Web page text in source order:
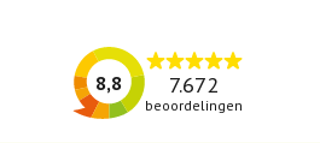
8,8 7.672
beoordelingen